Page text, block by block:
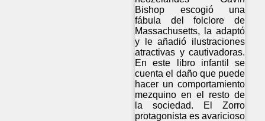
Bishop escogió una
fábula del folclore de
Massachusetts, la adaptó
y le añadió ilustraciones
atractivas y cautivadoras.
En este libro infantil se
cuenta el daño que puede
hacer un comportamiento
mezquino en el resto de
la sociedad. El Zorro
protagonista es avaricioso